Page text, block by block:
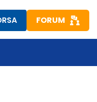
FORUM